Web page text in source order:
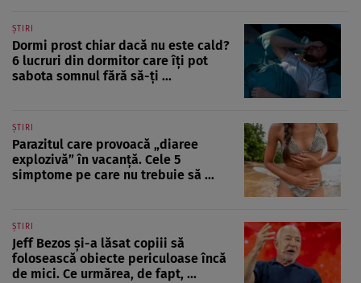
ȘTIRI
Dormi prost chiar dacă nu este cald?
6 lucruri din dormitor care îți pot
sabota somnul fără să-ți ...
ȘTIRI
Parazitul care provoacă „diaree
explozivă” în vacanță. Cele 5
simptome pe care nu trebuie să ...
ȘTIRI
Jeff Bezos și-a lăsat copiii să
folosească obiecte periculoase încă
de mici. Ce urmărea, de fapt, ...